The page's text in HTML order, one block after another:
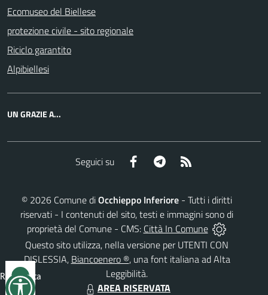
Ecomuseo del Biellese
protezione civile - sito regionale
Riciclo garantito
Alpibiellesi
UN GRAZIE A...
Seguici su Facebook Telegram
© 2026 Comune diOcchieppo Inferiore - Tutti i diritti
riservati - I contenuti del sito, testi e immagini sono di
proprietà del Comune - CMS: Città In Comune
Questo sito utilizza, nella versione per UTENTI CON
DISLESSIA, Biancoenero ®, una font italiana ad Alta
Leggibilità.
AREA RISERVATA
Reimposta
tutto